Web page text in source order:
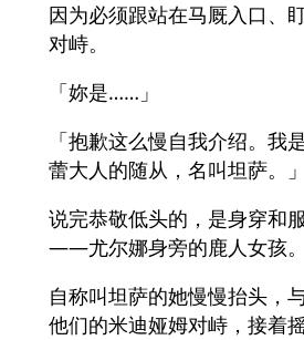
因为必须跟站在马厩入口、
对峙。
「妳是……」
「抱歉这么慢自我介绍。我
蕾大人的随从，名叫坦萨。」
说完恭敬低头的，是身穿和
——尤尔娜身旁的鹿人女孩。
自称叫坦萨的她慢慢抬头，
他们的米迪娅姆对峙，接着摇